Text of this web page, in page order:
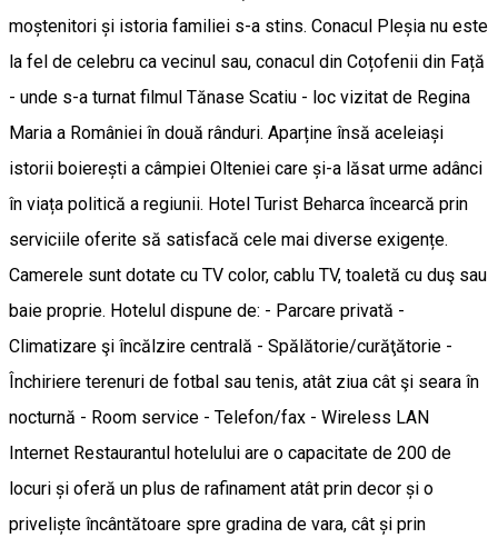
moștenitori și istoria familiei s-a stins. Conacul Pleșia nu este
la fel de celebru ca vecinul sau, conacul din Coțofenii din Față
- unde s-a turnat filmul Tănase Scatiu - loc vizitat de Regina
Maria a României în două rânduri. Aparține însă aceleiași
istorii boierești a câmpiei Olteniei care și-a lăsat urme adânci
în viața politică a regiunii. Hotel Turist Beharca încearcă prin
serviciile oferite să satisfacă cele mai diverse exigențe.
Camerele sunt dotate cu TV color, cablu TV, toaletă cu duş sau
baie proprie. Hotelul dispune de: - Parcare privată -
Climatizare şi încălzire centrală - Spălătorie/curăţătorie -
Închiriere terenuri de fotbal sau tenis, atât ziua cât şi seara în
nocturnă - Room service - Telefon/fax - Wireless LAN
Internet Restaurantul hotelului are o capacitate de 200 de
locuri și oferă un plus de rafinament atât prin decor și o
priveliște încântătoare spre gradina de vara, cât și prin